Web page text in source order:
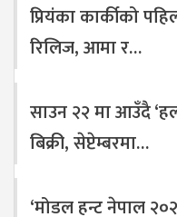
प्रियंका कार्कीको
रिलिज, आमा र…
साउन २२ मा आउँदै
बिक्री, सेप्टेम्बरमा…
‘मोडल हन्ट नेपाल